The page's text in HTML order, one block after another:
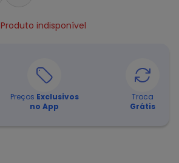
Produto indisponível
Preços Exclusivos
no App
Troca
Grátis